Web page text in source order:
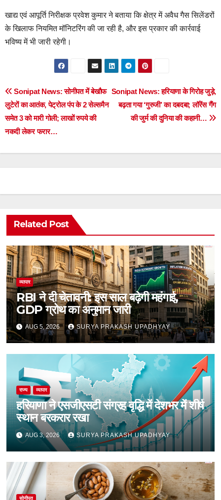
खाद्य एवं आपूर्ति निरीक्षक प्रवेश कुमार ने बताया कि क्षेत्र में अवैध गैस सिलेंडरों
के खिलाफ नियमित मॉनिटरिंग की जा रही है, और इस प्रकार की कार्रवाई
भविष्य में भी जारी रहेगी।
Post
navigation
Sonipat News: हरियाणा के गिरोह जुड़े,
बढ़ता गया ‘गुरुजी’ का दबदबा; लॉरेंस गैंग
की जुर्म की दुनिया की कहानी…
Sonipat News: सोनीपत में बेखौफ
लुटेरों का आतंक, पेट्रोल पंप के 2 सेल्समैन
समेत 3 को मारी गोली; लाखों रुपये की
नकदी लेकर फरार…
Related Post
व्यापार
RBI ने दी चेतावनी: इस साल बढ़ेगी महंगाई,
GDP ग्रोथ का अनुमान जारी
AUG 5, 2026 SURYA PRAKASH UPADHYAY
राज्य व्यापार
हरियाणा ने एसजीएसटी संग्रह वृद्धि में देशभर में शीर्ष
स्थान बरकरार रखा
AUG 3, 2026 SURYA PRAKASH UPADHYAY
सोनीपत